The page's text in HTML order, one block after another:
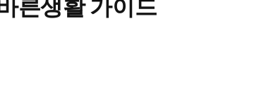
른생활 가이드